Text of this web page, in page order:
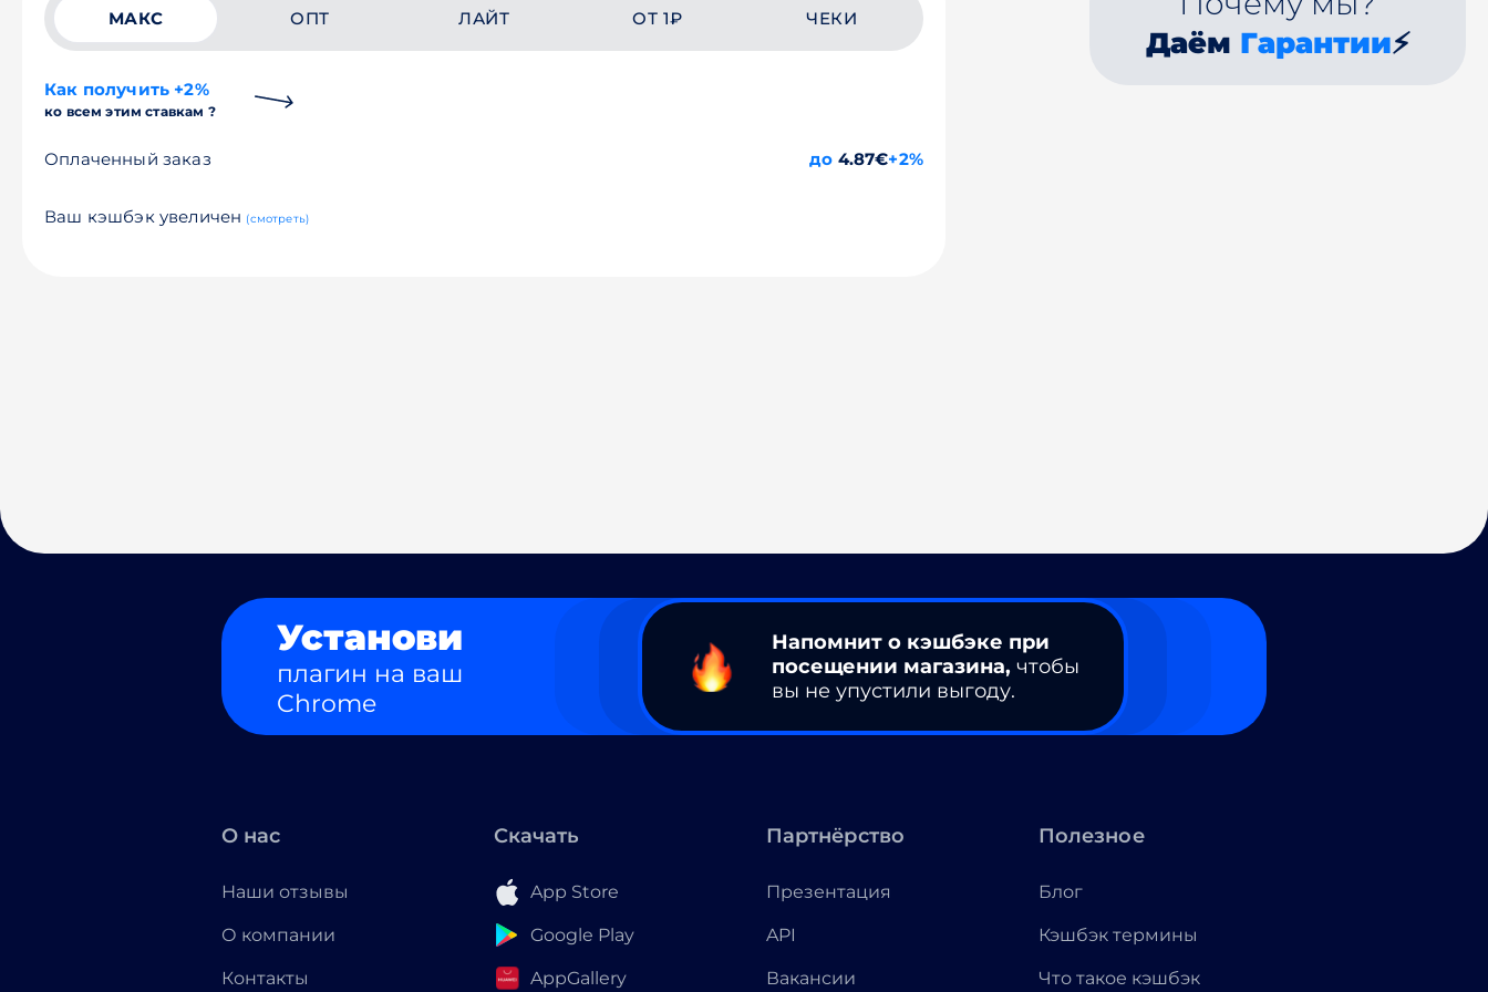
МАКС ОПТ ЛАЙТ ОТ 1₽ ЧЕКИ
Как получить +2%
ко всем этим ставкам ?
Оплаченный заказ до 4.87€+2%
Ваш кэшбэк увеличен (смотреть)
Даём Гарантии⚡
Установи
плагин на ваш
Chrome
Напомнит о кэшбэке при
посещении магазина, чтобы
вы не упустили выгоду.
О нас
Наши отзывы
О компании
Контакты
Скачать
App Store
Google Play
AppGallery
Партнёрство
Презентация
API
Вакансии
Полезное
Блог
Кэшбэк термины
Что такое кэшбэк